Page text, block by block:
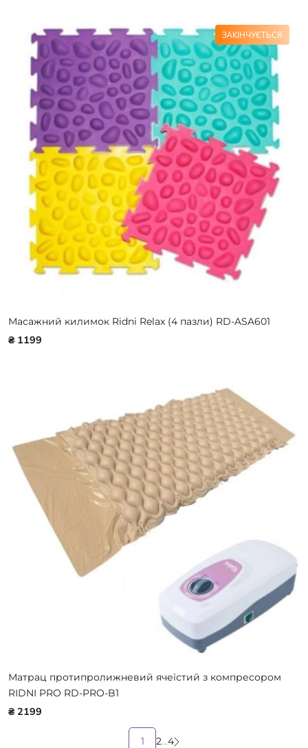
ЗАКІНЧУЄТЬСЯ
Масажний килимок Ridni Relax (4 пазли) RD-ASA601
₴ 1199
Матрац протипролижневий ячеїстий з компресором
RIDNI PRO RD-PRO-B1
₴ 2199
1 2...4